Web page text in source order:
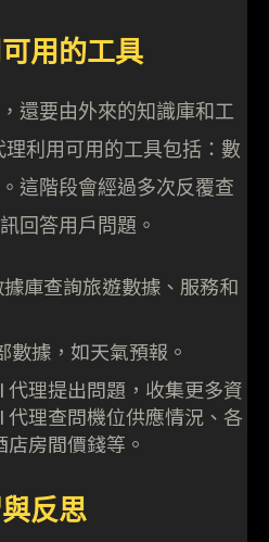
用的工具
還要由外來的知識庫和工
利用可用的工具包括：數
這階段會經過多次反覆查
回答用戶問題。
庫查詢旅遊數據、服務和
數據，如天氣預報。
代理提出問題，收集更多資
代理查問機位供應情況、各
房間價錢等。
反思